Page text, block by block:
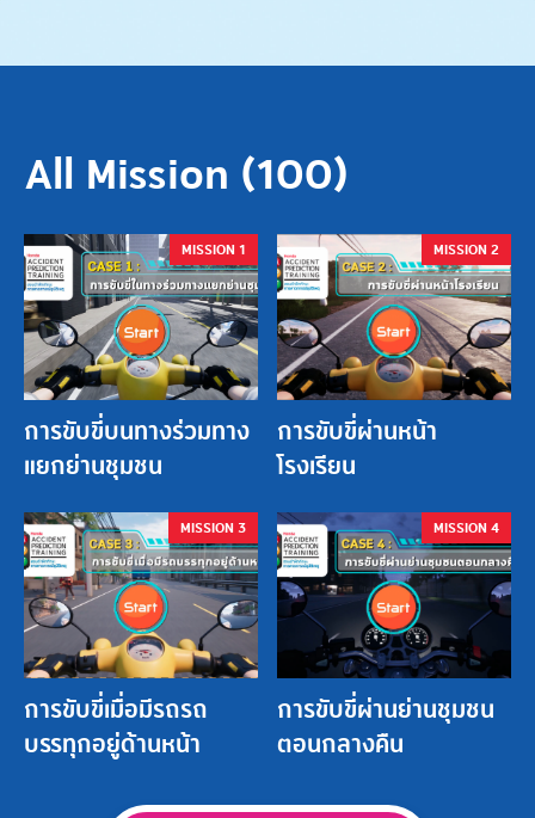
All Mission (100)
MISSION 1
การขับขี่บนทางร่วมทาง
แยกย่านชุมชน
MISSION 2
การขับขี่ผ่านหน้า
โรงเรียน
MISSION 3
การขับขี่เมื่อมีรถรถ
บรรทุกอยู่ด้านหน้า
MISSION 4
การขับขี่ผ่านย่านชุมชน
ตอนกลางคืน